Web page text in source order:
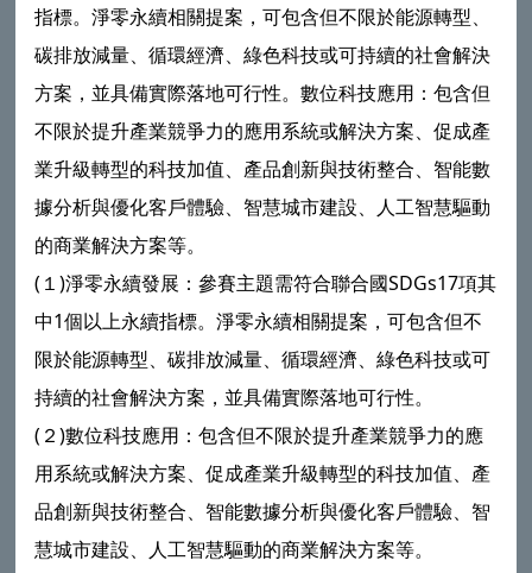
指標。淨零永續相關提案，可包含但不限於能源轉型、
碳排放減量、循環經濟、綠色科技或可持續的社會解決
方案，並具備實際落地可行性。數位科技應用：包含但
不限於提升產業競爭力的應用系統或解決方案、促成產
業升級轉型的科技加值、產品創新與技術整合、智能數
據分析與優化客戶體驗、智慧城市建設、人工智慧驅動
的商業解決方案等。
(１)淨零永續發展：參賽主題需符合聯合國SDGs17項其
中1個以上永續指標。淨零永續相關提案，可包含但不
限於能源轉型、碳排放減量、循環經濟、綠色科技或可
持續的社會解決方案，並具備實際落地可行性。
(２)數位科技應用：包含但不限於提升產業競爭力的應
用系統或解決方案、促成產業升級轉型的科技加值、產
品創新與技術整合、智能數據分析與優化客戶體驗、智
慧城市建設、人工智慧驅動的商業解決方案等。